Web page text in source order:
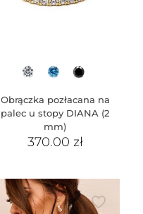
Obrączka pozłacana na
palec u stopy DIANA (2
mm)
370.00 zł